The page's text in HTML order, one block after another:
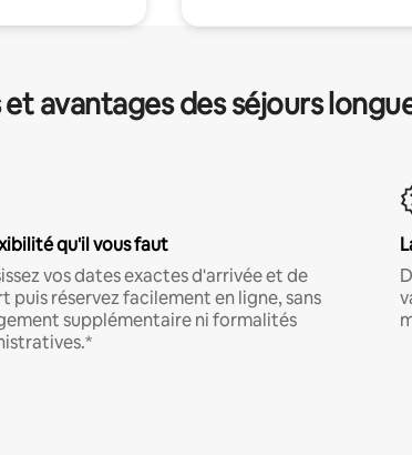
avantages des séjours
qu'il vous faut
vos dates exactes d'arrivée et de
puis réservez facilement en ligne, sans
supplémentaire ni formalités